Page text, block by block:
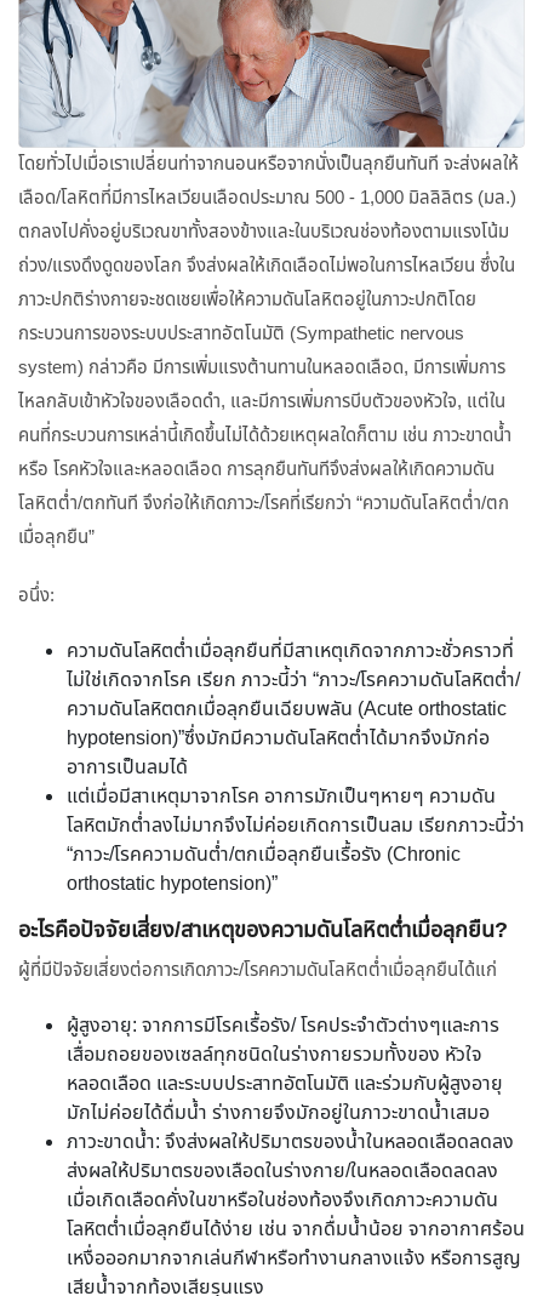
โดยทั่วไปเมื่อเราเปลี่ยนท่าจากนอนหรือจากนั่งเป็นลุกยืนทันที จะส่งผลให้
เลือด/โลหิตที่มีการไหลเวียนเลือดประมาณ 500 - 1,000 มิลลิลิตร (มล.)
ตกลงไปคั่งอยู่บริเวณขาทั้งสองข้างและในบริเวณช่องท้องตามแรงโน้ม
ถ่วง/แรงดึงดูดของโลก จึงส่งผลให้เกิดเลือดไม่พอในการไหลเวียน ซึ่งใน
ภาวะปกติร่างกายจะชดเชยเพื่อให้ความดันโลหิตอยู่ในภาวะปกติโดย
กระบวนการของระบบประสาทอัตโนมัติ (Sympathetic nervous
system) กล่าวคือ มีการเพิ่มแรงต้านทานในหลอดเลือด, มีการเพิ่มการ
ไหลกลับเข้าหัวใจของเลือดดำ, และมีการเพิ่มการบีบตัวของหัวใจ, แต่ใน
คนที่กระบวนการเหล่านี้เกิดขึ้นไม่ได้ด้วยเหตุผลใดก็ตาม เช่น ภาวะขาดน้ำ
หรือ โรคหัวใจและหลอดเลือด การลุกยืนทันทีจึงส่งผลให้เกิดความดัน
โลหิตต่ำ/ตกทันที จึงก่อให้เกิดภาวะ/โรคที่เรียกว่า “ความดันโลหิตต่ำ/ตก
เมื่อลุกยืน”
อนึ่ง:
ความดันโลหิตต่ำเมื่อลุกยืนที่มีสาเหตุเกิดจากภาวะชั่วคราวที่
ไม่ใช่เกิดจากโรค เรียก ภาวะนี้ว่า “ภาวะ/โรคความดันโลหิตต่ำ/
ความดันโลหิตตกเมื่อลุกยืนเฉียบพลัน (Acute orthostatic
hypotension)”ซึ่งมักมีความดันโลหิตต่ำได้มากจึงมักก่อ
อาการเป็นลมได้
แต่เมื่อมีสาเหตุมาจากโรค อาการมักเป็นๆหายๆ ความดัน
โลหิตมักต่ำลงไม่มากจึงไม่ค่อยเกิดการเป็นลม เรียกภาวะนี้ว่า
“ภาวะ/โรคความดันต่ำ/ตกเมื่อลุกยืนเรื้อรัง (Chronic
orthostatic hypotension)”
อะไรคือปัจจัยเสี่ยง/สาเหตุของความดันโลหิตต่ำเมื่อลุกยืน?
ผู้ที่มีปัจจัยเสี่ยงต่อการเกิดภาวะ/โรคความดันโลหิตต่ำเมื่อลุกยืนได้แก่
ผู้สูงอายุ: จากการมีโรคเรื้อรัง/ โรคประจำตัวต่างๆและการ
เสื่อมถอยของเซลล์ทุกชนิดในร่างกายรวมทั้งของ หัวใจ
หลอดเลือด และระบบประสาทอัตโนมัติ และร่วมกับผู้สูงอายุ
มักไม่ค่อยได้ดื่มน้ำ ร่างกายจึงมักอยู่ในภาวะขาดน้ำเสมอ
ภาวะขาดน้ำ: จึงส่งผลให้ปริมาตรของน้ำในหลอดเลือดลดลง
ส่งผลให้ปริมาตรของเลือดในร่างกาย/ในหลอดเลือดลดลง
เมื่อเกิดเลือดคั่งในขาหรือในช่องท้องจึงเกิดภาวะความดัน
โลหิตต่ำเมื่อลุกยืนได้ง่าย เช่น จากดื่มน้ำน้อย จากอากาศร้อน
เหงื่อออกมากจากเล่นกีฬาหรือทำงานกลางแจ้ง หรือการสูญ
เสียน้ำจากท้องเสียรุนแรง